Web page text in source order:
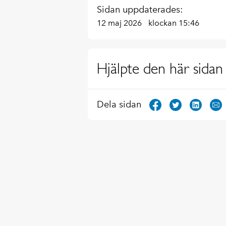
Sidan uppdaterades:
12 maj 2026 klockan 15:46
Hjälpte den här sidan
Dela sidan